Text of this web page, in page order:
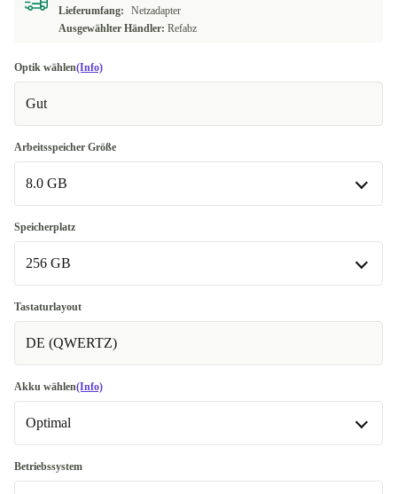
Lieferumfang:
Netzadapter
Ausgewählter Händler: Refabz
Optik wählen(Info)
Gut
Arbeitsspeicher Größe
8.0 GB
8.0 GB
16.0 GB +47,44 €
Speicherplatz
256 GB
256 GB
512 GB
Tastaturlayout
DE (QWERTZ)
Akku wählen(Info)
Optimal
Optimal
Betriebssystem